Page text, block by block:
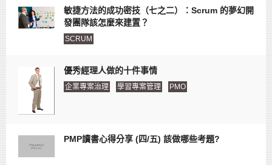
敏捷方法的成功密技（七之二）：Scrum 的夢幻開
發團隊該怎麼來建置？
SCRUM
優秀經理人做的十件事情
企業專案治理 學習專案管理 PMO
PMP讀書心得分享 (四/五) 該做哪些考題?